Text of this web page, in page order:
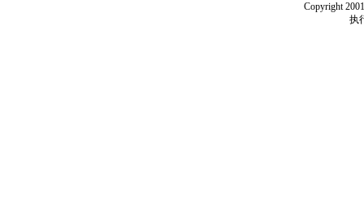
Copyright
执